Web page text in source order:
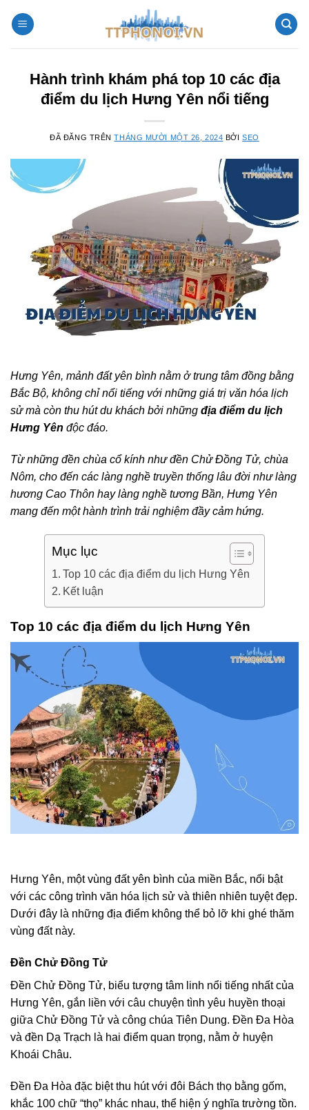
đến
Hành trình khám phá top 10 các địa
điểm du lịch Hưng Yên nổi tiếng
ĐÃ ĐĂNG TRÊNTHÁNG MƯỜI MỘT 26, 2024 BỞISEO
Hưng Yên, mảnh đất yên bình nằm ở trung tâm đồng bằng
Bắc Bộ, không chỉ nổi tiếng với những giá trị văn hóa lịch
sử mà còn thu hút du khách bởi những địa điểm du lịch
Hưng Yên độc đáo.
Từ những đền chùa cổ kính như đền Chử Đồng Tử, chùa
Nôm, cho đến các làng nghề truyền thống lâu đời như làng
hương Cao Thôn hay làng nghề tương Bần, Hưng Yên
mang đến một hành trình trải nghiệm đầy cảm hứng.
Mục lục
Top 10 các địa điểm du lịch Hưng Yên
Kết luận
Top 10 các địa điểm du lịch Hưng Yên
Hưng Yên, một vùng đất yên bình của miền Bắc, nổi bật
với các công trình văn hóa lịch sử và thiên nhiên tuyệt đẹp.
Dưới đây là những địa điểm không thể bỏ lỡ khi ghé thăm
vùng đất này.
Đền Chử Đồng Tử
Đền Chử Đồng Tử, biểu tượng tâm linh nổi tiếng nhất của
Hưng Yên, gắn liền với câu chuyện tình yêu huyền thoại
giữa Chử Đồng Tử và công chúa Tiên Dung. Đền Đa Hòa
và đền Dạ Trạch là hai điểm quan trọng, nằm ở huyện
Khoái Châu.
Đền Đa Hòa đặc biệt thu hút với đôi Bách thọ bằng gốm,
khắc 100 chữ “thọ” khác nhau, thể hiện ý nghĩa trường tồn.